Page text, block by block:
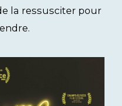
la ressusciter pour